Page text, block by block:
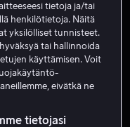
tietoja ja/tai
henkilötietoja. Näitä
yksilölliset tunnisteet.
tai hallinnoida
käyttämisen. Voit
eivätkä ne
tietojasi